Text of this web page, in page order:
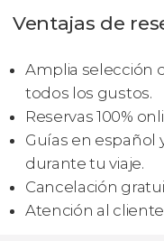
Ventajas de
Amplia selección
todos los gustos.
Reservas 100%
Guías en español
durante tu viaje.
Cancelación
Atención al